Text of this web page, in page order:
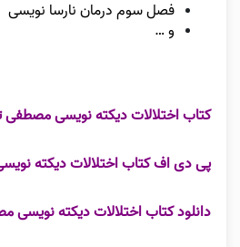
فصل سوم درمان نارسا نویسی
و …
کتاب اختلالات دیکته نویسی مصطفی
پی دی اف کتاب اختلالات دیکته
دانلود کتاب اختلالات دیکته نویسی